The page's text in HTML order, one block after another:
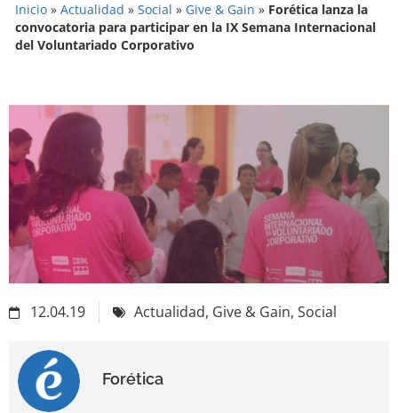
Inicio » Actualidad » Social » Give & Gain » Forética lanza la
convocatoria para participar en la IX Semana Internacional
del Voluntariado Corporativo
12.04.19 Actualidad, Give & Gain, Social
Forética